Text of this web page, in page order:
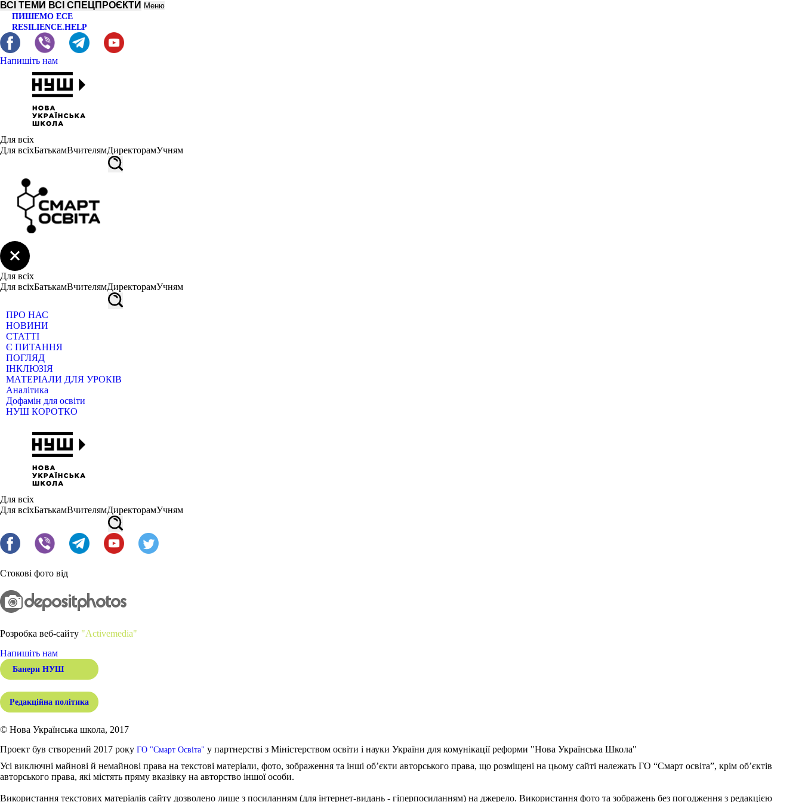
ВСІ ТЕМИ ВСІ СПЕЦПРОЄКТИ Меню
ПИШЕМО ЕСЕ
RESILIENCE.HELP
Напишіть нам
Для всіх
Для всіхБатькамВчителямДиректорамУчням
Для всіх
Для всіхБатькамВчителямДиректорамУчням
ПРО НАС
НОВИНИ
СТАТТІ
Є ПИТАННЯ
ПОГЛЯД
ІНКЛЮЗІЯ
МАТЕРІАЛИ ДЛЯ УРОКІВ
Аналітика
Дофамін для освіти
НУШ КОРОТКО
Для всіх
Для всіхБатькамВчителямДиректорамУчням
Стокові фото від
Розробка веб-сайту "Activemedia"
Напишіть нам
Банери НУШ
Редакційна політика
© Нова Українська школа, 2017
Проект був створений 2017 року ГО "Смарт Освіта" у партнерстві з Міністерством освіти і науки України для комунікації реформи "Нова Українська Школа"
Усі виключні майнові й немайнові права на текстові матеріали, фото, зображення та інші об’єкти авторського права, що розміщені на цьому сайті належать ГО “Смарт освіта”, крім об’єктів
авторського права, які містять пряму вказівку на авторство іншої особи.
Використання текстових матеріалів сайту дозволено лише з посиланням (для інтернет-видань - гіперпосиланням) на джерело. Використання фото та зображень без погодження з редакцією